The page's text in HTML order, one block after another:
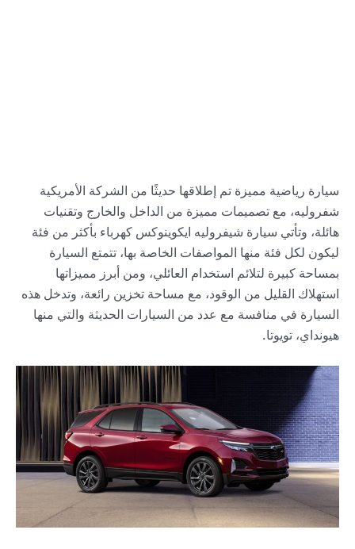
سيارة رياضية مميزة تم إطلاقها حديثًا من الشركة الأمريكية
شفروليه، مع تصميمات مميزة من الداخل والخارج وتقنيات
هائلة، وتأتي سيارة شيفروليه ايكوينوكس كهرباء بأكثر من فئة
ليكون لكل فئة منها المواصفات الخاصة بها، تتمتع السيارة
بمساحة كبيرة لتلائم استخدام العائلي، ومن أبرز مميزاتها
استهلاك القليل من الوقود، مع مساحة تخزين رائعة، وتدخل هذه
السيارة في منافسة مع عدد من السيارات الحديثة والتي منها
هيونداي، تويوتا.